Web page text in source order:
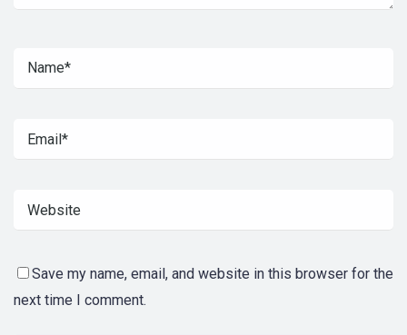
Save my name, email, and website in this browser for the
next time I comment.